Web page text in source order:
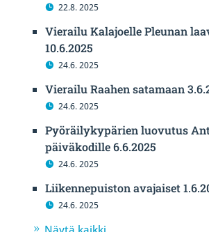
22.8. 2025
Vierailu Kalajoelle Pleunan
10.6.2025
24.6. 2025
Vierailu Raahen satamaan
24.6. 2025
Pyöräilykypärien luovutus
päiväkodille 6.6.2025
24.6. 2025
Liikennepuiston avajaiset
24.6. 2025
Näytä kaikki